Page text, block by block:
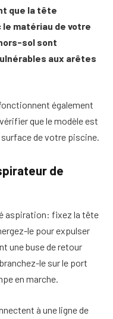
que la tête
le matériau de votre
sol sont
aux arêtes
également
que le modèle est
de votre piscine.
de
aspiration: fixez la tête
le pour expulser
une buse de retour
le sur le port
en marche.
à une ligne de